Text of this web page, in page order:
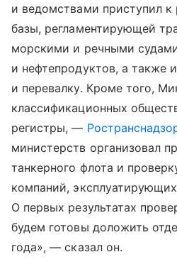
и ведомствами приступил
базы, регламентирующей
морскими и речными
и нефтепродуктов, а также
и перевалку. Кроме того,
классификационных
регистры, —
министерств организовал
танкерного флота и
компаний,
О первых результатах
будем готовы доложить
года», — сказал он.